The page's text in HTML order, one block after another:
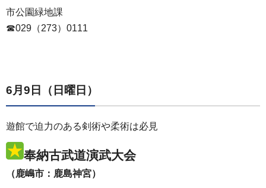
市公園緑地課
☎029（273）0111
6月9日（日曜日）
遊館で迫力のある剣術や柔術は必見
奉納古武道演武大会
（鹿嶋市：鹿島神宮）